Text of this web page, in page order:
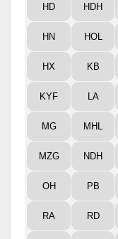
HD HDH
HN HOL
HX KB
KYF LA
MG MHL
MZG NDH
OH PB
RA RD